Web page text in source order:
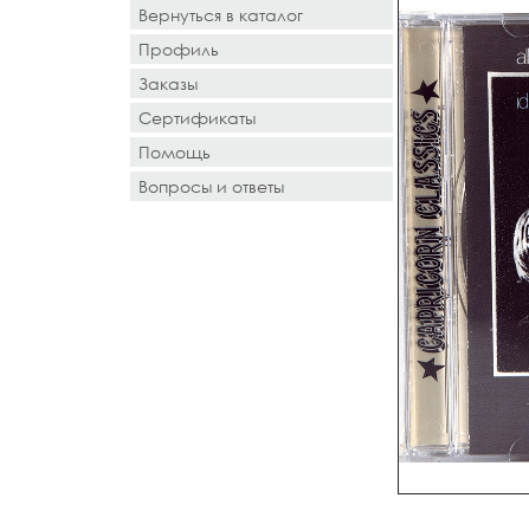
Вернуться в каталог
Профиль
Заказы
Сертификаты
Помощь
Вопросы и ответы